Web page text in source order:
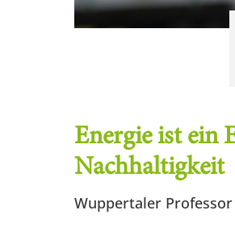
Energie ist ein
Nachhaltigkeit
Wuppertaler